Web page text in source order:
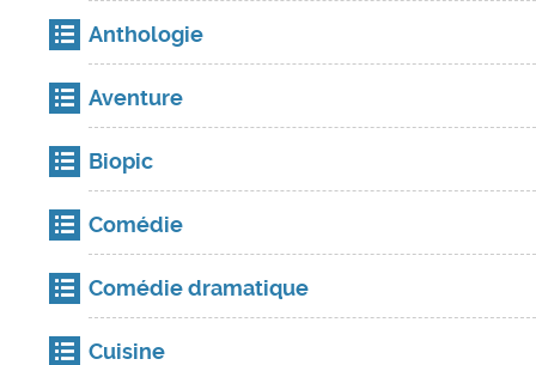
Anthologie
Aventure
Biopic
Comédie
Comédie dramatique
Cuisine